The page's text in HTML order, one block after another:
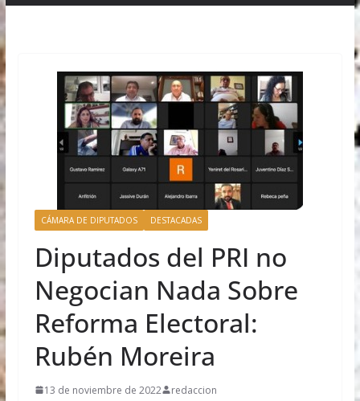
CÁMARA DE DIPUTADOS DESTACADAS
Diputados del PRI no
Negocian Nada Sobre
Reforma Electoral:
Rubén Moreira
13 de noviembre de 2022 redaccion